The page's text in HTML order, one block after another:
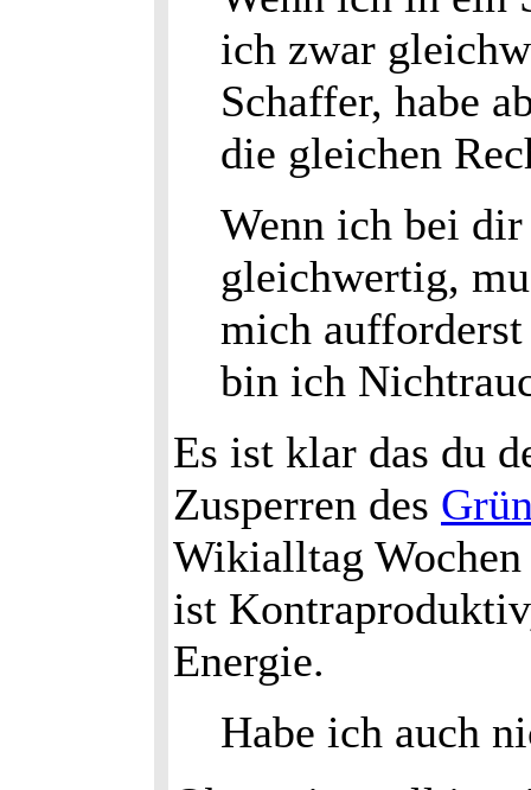
ich zwar
Schaffer, habe
die gleichen
Wenn ich bei
gleichwertig,
mich
bin ich
Es ist klar das du
Zusperren des
Wikialltag Wochen
ist
Energie.
Habe ich auch